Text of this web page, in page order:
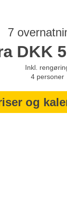
7
DKK
Inkl.
4 personer
og